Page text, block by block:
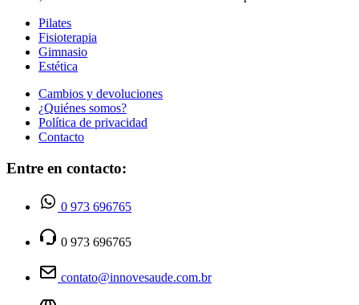
Pilates
Fisioterapia
Gimnasio
Estética
Cambios y devoluciones
¿Quiénes somos?
Política de privacidad
Contacto
Entre en contacto:
0 973 696765
0 973 696765
contato@innovesaude.com.br